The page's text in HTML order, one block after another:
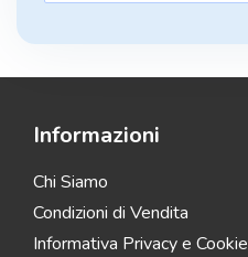
Informazioni
Chi Siamo
Condizioni di Vendita
Informativa Privacy e Cookie